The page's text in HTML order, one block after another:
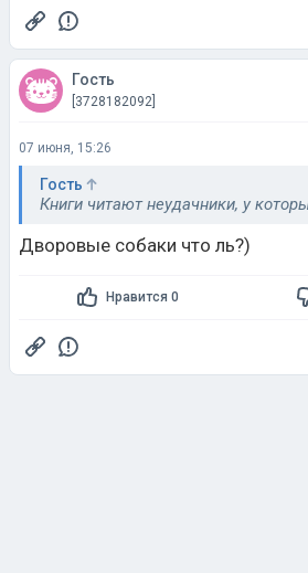
Гость
[3728182092]
07 июня, 15:26
Гость
Книги читают неудачники, у
Дворовые собаки что ль?)
Нравится 0